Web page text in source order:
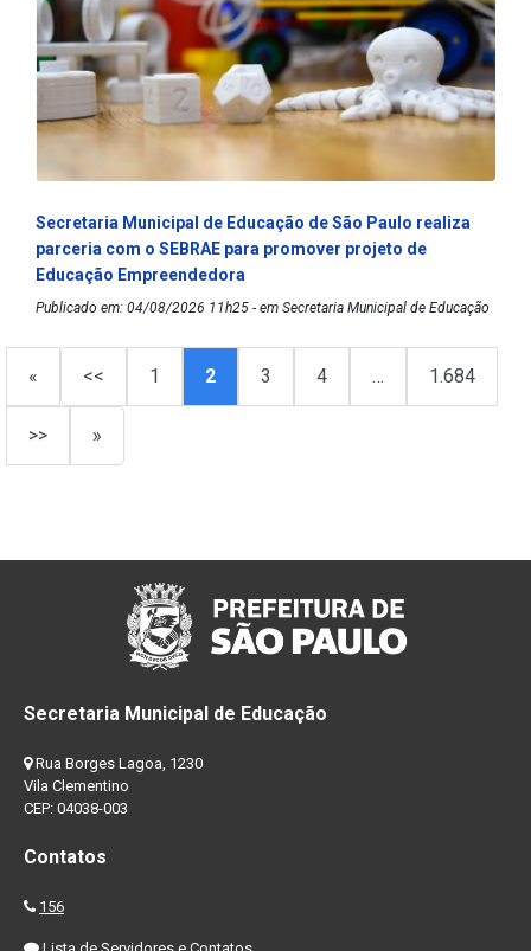
Secretaria Municipal de Educação de São Paulo realiza
parceria com o SEBRAE para promover projeto de
Educação Empreendedora
Publicado em: 04/08/2026 11h25 - em Secretaria Municipal de Educação
« << 1 2 3 4 … 1.684
>> »
Secretaria Municipal de Educação
Rua Borges Lagoa, 1230
Vila Clementino
CEP: 04038-003
Contatos
156